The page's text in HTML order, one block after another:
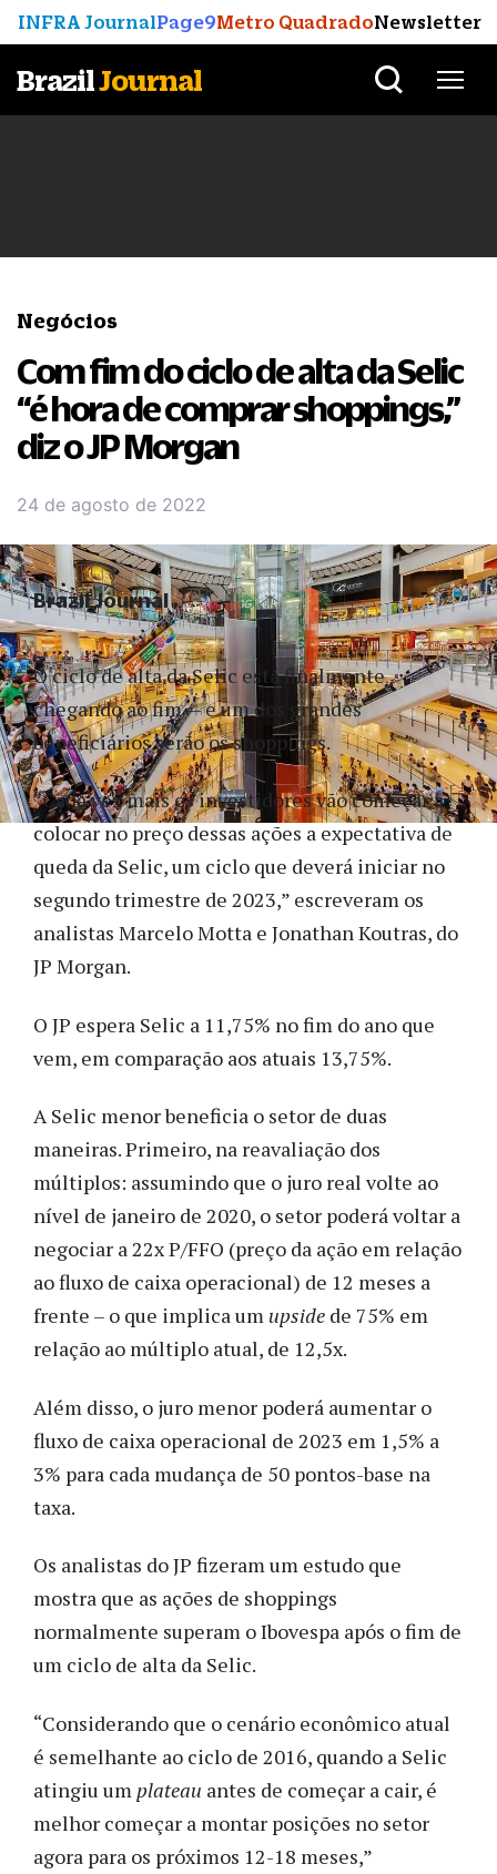
INFRA JournalPage9Metro QuadradoNewsletter
BrazilJournal
Negócios
Com fim do ciclo de alta da Selic
“é hora de comprar shoppings,”
diz o JP Morgan
24 de agosto de 2022
O ciclo de alta da Selic está finalmente
chegando ao fim — e um dos grandes
beneficiários serão os shoppings.
“Cada vez mais os investidores vão começar a
colocar no preço dessas ações a expectativa de
queda da Selic, um ciclo que deverá iniciar no
segundo trimestre de 2023,” escreveram os
analistas Marcelo Motta e Jonathan Koutras, do
JP Morgan.
O JP espera Selic a 11,75% no fim do ano que
vem, em comparação aos atuais 13,75%.
A Selic menor beneficia o setor de duas
maneiras. Primeiro, na reavaliação dos
múltiplos: assumindo que o juro real volte ao
nível de janeiro de 2020, o setor poderá voltar a
negociar a 22x P/FFO (preço da ação em relação
ao fluxo de caixa operacional) de 12 meses a
frente – o que implica um upside de 75% em
relação ao múltiplo atual, de 12,5x.
Além disso, o juro menor poderá aumentar o
fluxo de caixa operacional de 2023 em 1,5% a
3% para cada mudança de 50 pontos-base na
taxa.
Os analistas do JP fizeram um estudo que
mostra que as ações de shoppings
normalmente superam o Ibovespa após o fim de
um ciclo de alta da Selic.
“Considerando que o cenário econômico atual
é semelhante ao ciclo de 2016, quando a Selic
atingiu um plateau antes de começar a cair, é
melhor começar a montar posições no setor
agora para os próximos 12-18 meses,”
Brazil Journal